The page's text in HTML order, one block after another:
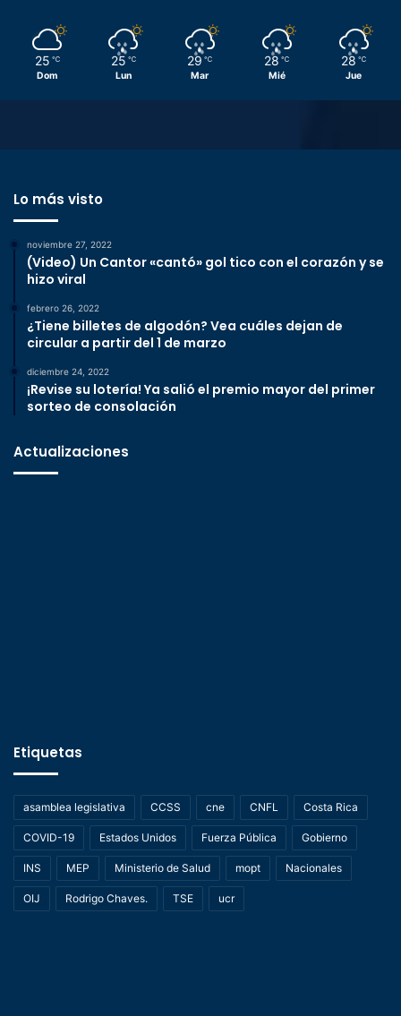
25 ℃
Dom
25 ℃
Lun
29 ℃
Mar
28 ℃
Mié
28 ℃
Jue
Lo más visto
noviembre 27, 2022
(Video) Un Cantor «cantó» gol tico con el corazón y se
hizo viral
febrero 26, 2022
¿Tiene billetes de algodón? Vea cuáles dejan de
circular a partir del 1 de marzo
diciembre 24, 2022
¡Revise su lotería! Ya salió el premio mayor del primer
sorteo de consolación
Actualizaciones
Etiquetas
asamblea legislativa CCSS cne CNFL Costa Rica
COVID-19 Estados Unidos Fuerza Pública Gobierno
INS MEP Ministerio de Salud mopt Nacionales
OIJ Rodrigo Chaves. TSE ucr